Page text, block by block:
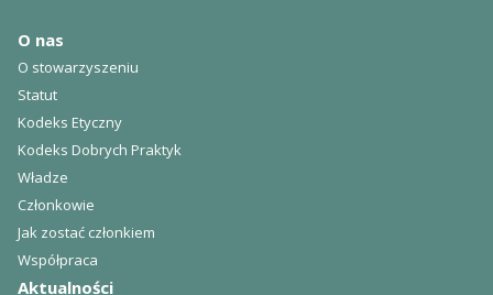
O nas
O stowarzyszeniu
Statut
Kodeks Etyczny
Kodeks Dobrych Praktyk
Władze
Członkowie
Jak zostać członkiem
Współpraca
Aktualności